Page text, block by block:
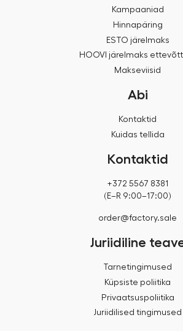
Kampaaniad
Hinnapäring
ESTO järelmaks
HOOVI järelmaks
Makseviisid
Abi
Kontaktid
Kuidas tellida
Kontaktid
+372 5567 8381
(E–R 9:00–17:00)
order@factory.sale
Juriidiline
Tarnetingimused
Küpsiste poliitika
Privaatsuspoliitika
Juriidilised tingimused